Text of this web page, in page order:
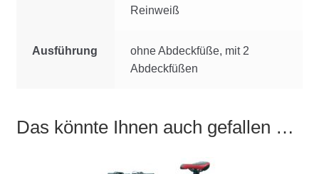
Reinweiß
Ausführung
ohne Abdeckfüße, mit 2
Abdeckfüßen
Das könnte Ihnen auch gefallen …